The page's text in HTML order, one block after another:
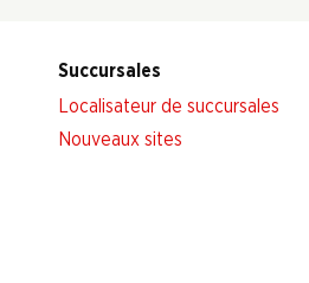
Succursales
Localisateur de succursales
Nouveaux sites